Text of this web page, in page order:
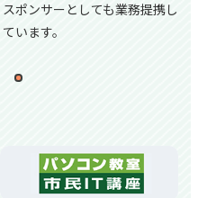
スポンサーとしても業務提携し
ています。